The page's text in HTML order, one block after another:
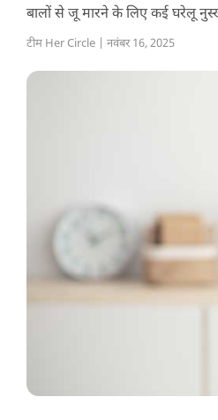
बालों से जू मारने के लिए कई घरेलू
टीम Her Circle | नवंबर 16, 2025